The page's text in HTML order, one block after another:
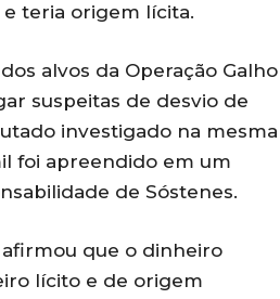
e teria origem lícita.
alvos da Operação Galho
suspeitas de desvio de
investigado na mesma
foi apreendido em um
de Sóstenes.
que o dinheiro
lícito e de origem